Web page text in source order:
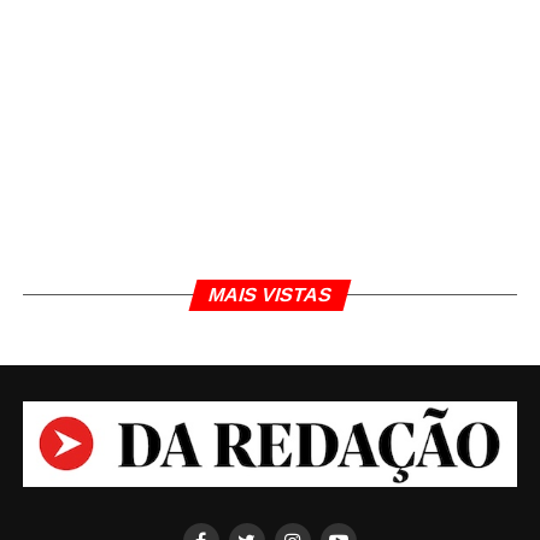
MAIS VISTAS